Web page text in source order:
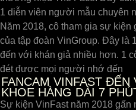
1 diễn viên người mẫu chuyên
Năm 2018, cô tham gia sự
của tập đoàn VinGroup. Đây là
đến với khán giả nhiều hơn. 1
đét được mọi người nhớ đến
FANCAM VINFAST
KHOE HÀNG DÀI 7
Sự kiện VinFast năm 2018 gấn